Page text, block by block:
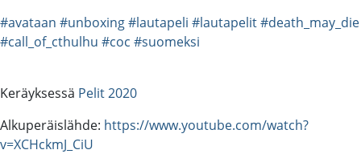
#avataan #unboxing#lautapeli #lautapelit#death_may_die
#call_of_cthulhu #coc #suomeksi
Keräyksessä Pelit 2020
Alkuperäislähde: https://www.youtube.com/watch?
v=XCHckmJ_CiU